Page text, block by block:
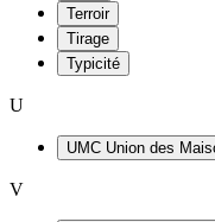
Terroir
Tirage
Typicité
U
UMC Union des
V